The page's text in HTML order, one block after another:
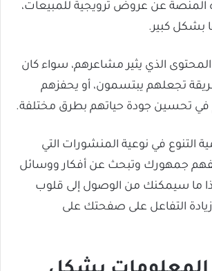
عن عروض ترويجية للمبيعات،
بشكل كبير.
الذي يثير مشاعرهم، سواء كان
تجعلهم يبتسمون، أو يحفزهم
في تحسين جودة حياتهم بطرق مختلفة.
التنوع في نوعية المنشورات التي
جمهورك وتبحث عن أفكار ووسائل
ما سيمكنك من الوصول إلى قلوب
التفاعل على صفحتك على